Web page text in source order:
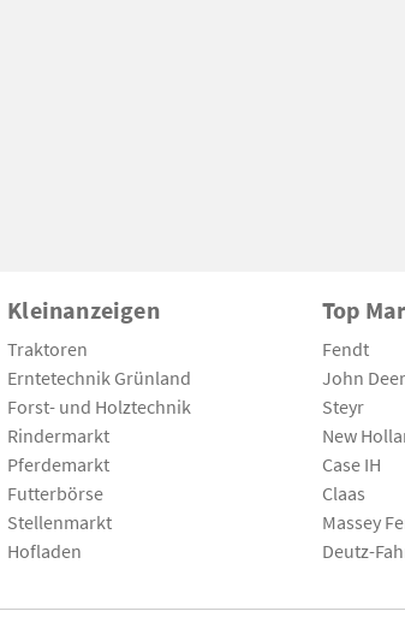
Kleinanzeigen
Traktoren
Erntetechnik Grünland
Forst- und Holztechnik
Rindermarkt
Pferdemarkt
Futterbörse
Stellenmarkt
Hofladen
Top
Fendt
John
Steyr
New
Case IH
Claas
Massey
Deutz-